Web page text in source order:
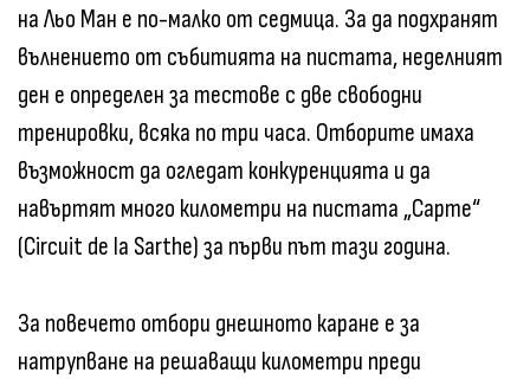
на Льо Ман е по-малко от седмица. За да подхранят
вълнението от събитията на пистата, неделният
ден е определен за тестове с две свободни
тренировки, всяка по три часа. Отборите имаха
възможност да огледат конкуренцията и да
навъртят много километри на пистата „Сарте“
(Circuit de la Sarthe) за първи път тази година.
За повечето отбори днешното каране е за
натрупване на решаващи километри преди